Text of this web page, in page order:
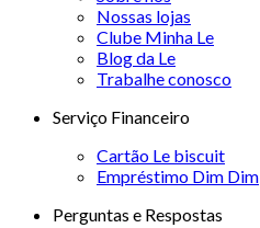
Nossas lojas
Clube Minha Le
Blog da Le
Trabalhe conosco
Serviço Financeiro
Cartão Le biscuit
Empréstimo Dim Dim
Perguntas e Respostas